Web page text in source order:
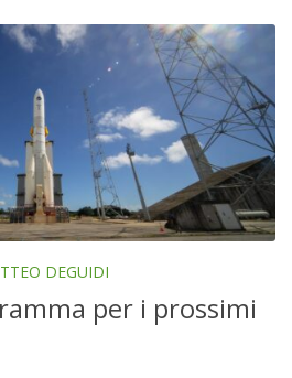
DEGUIDI
per i prossimi